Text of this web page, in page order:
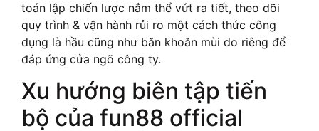
toán lập chiến lược nắm thể vứt ra tiết, theo dõi
quy trình & vận hành rủi ro một cách thức công
dụng là hầu cũng như băn khoăn mùi do riêng để
đáp ứng cửa ngõ công ty.
Xu hướng biên tập tiến
bộ của fun88 official